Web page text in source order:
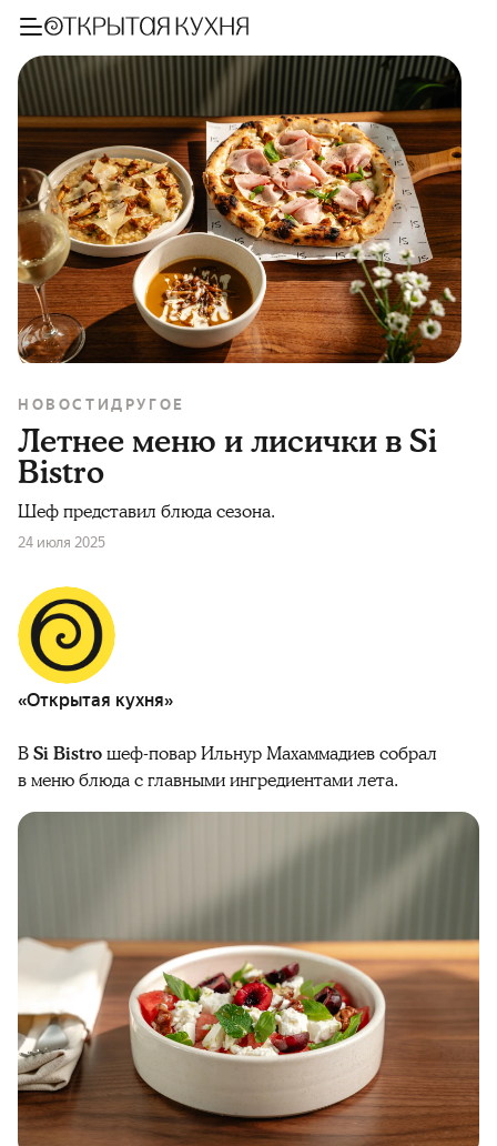
НОВОСТИДРУГОЕ
Летнее меню и лисички в Si
Bistro
Шеф представил блюда сезона.
24 июля 2025
«Открытая кухня»
ВSi Bistroшеф-повар Ильнур Махаммадиев собрал
в меню блюда с главными ингредиентами лета.